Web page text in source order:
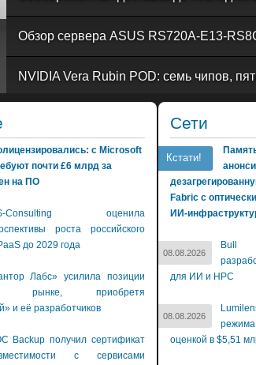
с Microsoft
почти £6 млрд за
на ПО
Consulting оценила
роста российского
до 2029 года
Лабс» усилила позиции
рынке, приобретя
и её разработчиков
Backup получил сертификат
с сервисами
Сети
Кстати!
Fabric с
ИИ-
08.08.2026
Bull
для ИИ и НРС
08.08.2026
оценкой в $5,51